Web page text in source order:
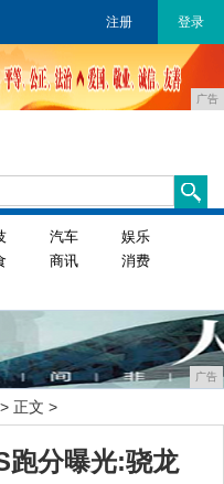
注册 登录
广告
汽车
娱乐
商讯
消费
广告
> 正文 >
分曝光:骁龙